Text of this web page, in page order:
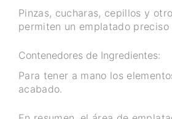
Pinzas, cucharas, cepillos y
permiten un emplatado
Contenedores de Ingredientes:
Para tener a mano los
acabado.